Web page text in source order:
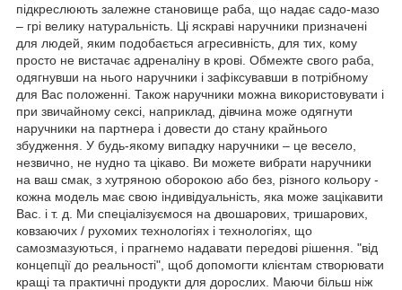
підкреслюють залежне становище раба, що надає садо-мазо
– грі велику натуральність. Ці яскраві наручники призначені
для людей, яким подобається агресивність, для тих, кому
просто не вистачає адреналіну в крові. Обмежте свого раба,
одягнувши на нього наручники і зафіксувавши в потрібному
для Вас положенні. Також наручники можна використовувати і
при звичайному сексі, наприклад, дівчина може одягнути
наручники на партнера і довести до стану крайнього
збудження. У будь-якому випадку наручники – це весело,
незвично, не нудно та цікаво. Ви можете вибрати наручники
на ваш смак, з хутряною оборокою або без, різного кольору -
кожна модель має свою індивідуальність, яка може зацікавити
Вас. і т. д. Ми спеціалізуємося на двошарових, тришарових,
ковзаючих / рухомих технологіях і технологіях, що
самозмазуються, і прагнемо надавати передові рішення. "від
концепції до реальності", щоб допомогти клієнтам створювати
кращі та практичні продукти для дорослих. Маючи більш ніж